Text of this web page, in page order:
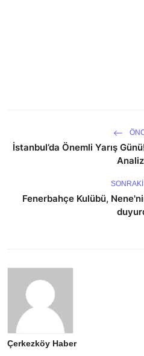
İstanbul’da Önemli Yarış
SONRAKI
Fenerbahçe Kulübü,
Çerkezköy Haber